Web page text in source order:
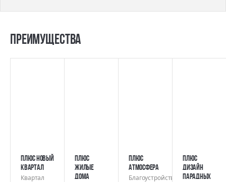
Преимущества
ПЛЮС НОВЫЙ
КВАРТАЛ
Квартал
ПЛЮС
ЖИЛЫЕ
ДОМА
ПЛЮС
АТМОСФЕРА
Благоустройство
ПЛЮС
ДИЗАЙН
ПАРАДНЫХ